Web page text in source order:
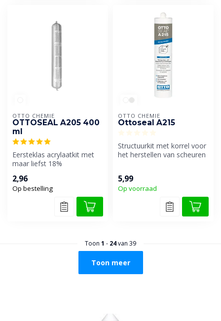
OTTO CHEMIE
OTTOSEAL A205 400
ml
Eersteklas acrylaatkit met
maar liefst 18%
Geurarm en regenbest...
2,96
Op bestelling
OTTO CHEMIE
Ottoseal A215
Structuurkit met korrel voor
het herstellen van scheuren
5,99
Op voorraad
Toon 1 - 24van 39
Toon meer